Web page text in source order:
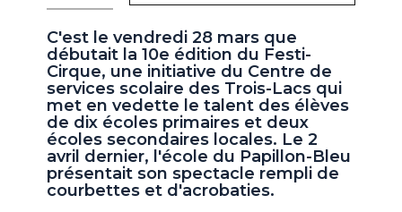
C'est le vendredi 28 mars que
débutait la 10e édition du Festi-
Cirque, une initiative du Centre de
services scolaire des Trois-Lacs qui
met en vedette le talent des élèves
de dix écoles primaires et deux
écoles secondaires locales. Le 2
avril dernier, l'école du Papillon-Bleu
présentait son spectacle rempli de
courbettes et d'acrobaties.